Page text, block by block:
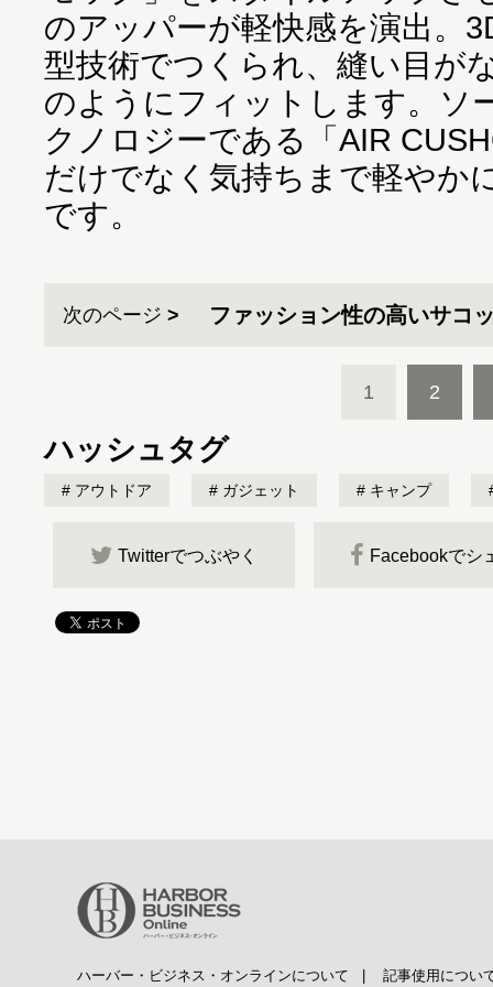
のアッパーが軽快感を演出。
型技術でつくられ、縫い目が
のようにフィットします。ソ
クノロジーである「AIR
だけでなく気持ちまで軽やか
です。
次のページ ファッション性の高いサコ
1 2
ハッシュタグ
アウトドア ガジェット キャンプ
Twitterでつぶやく Facebookでシ
ハーバー・ビジネス・オンラインについて 記事使用につい